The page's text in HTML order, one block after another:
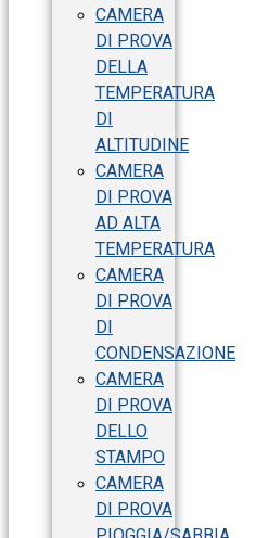
CAMERA
DI PROVA
DELLA
TEMPERATURA
DI
ALTITUDINE
CAMERA
DI PROVA
AD ALTA
TEMPERATURA
CAMERA
DI PROVA
DI
CONDENSAZIONE
CAMERA
DI PROVA
DELLO
STAMPO
CAMERA
DI PROVA